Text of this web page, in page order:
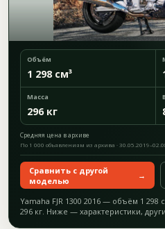
Объём
1 298 см³
Масса
296 кг
Средняя цена в архиве
По 1 000 объявлениям из архива ·
Сравнить с другой
моделью
→
Yamaha FJR 1300 2016 — объём 1 298
296 кг. Ниже — характеристики,